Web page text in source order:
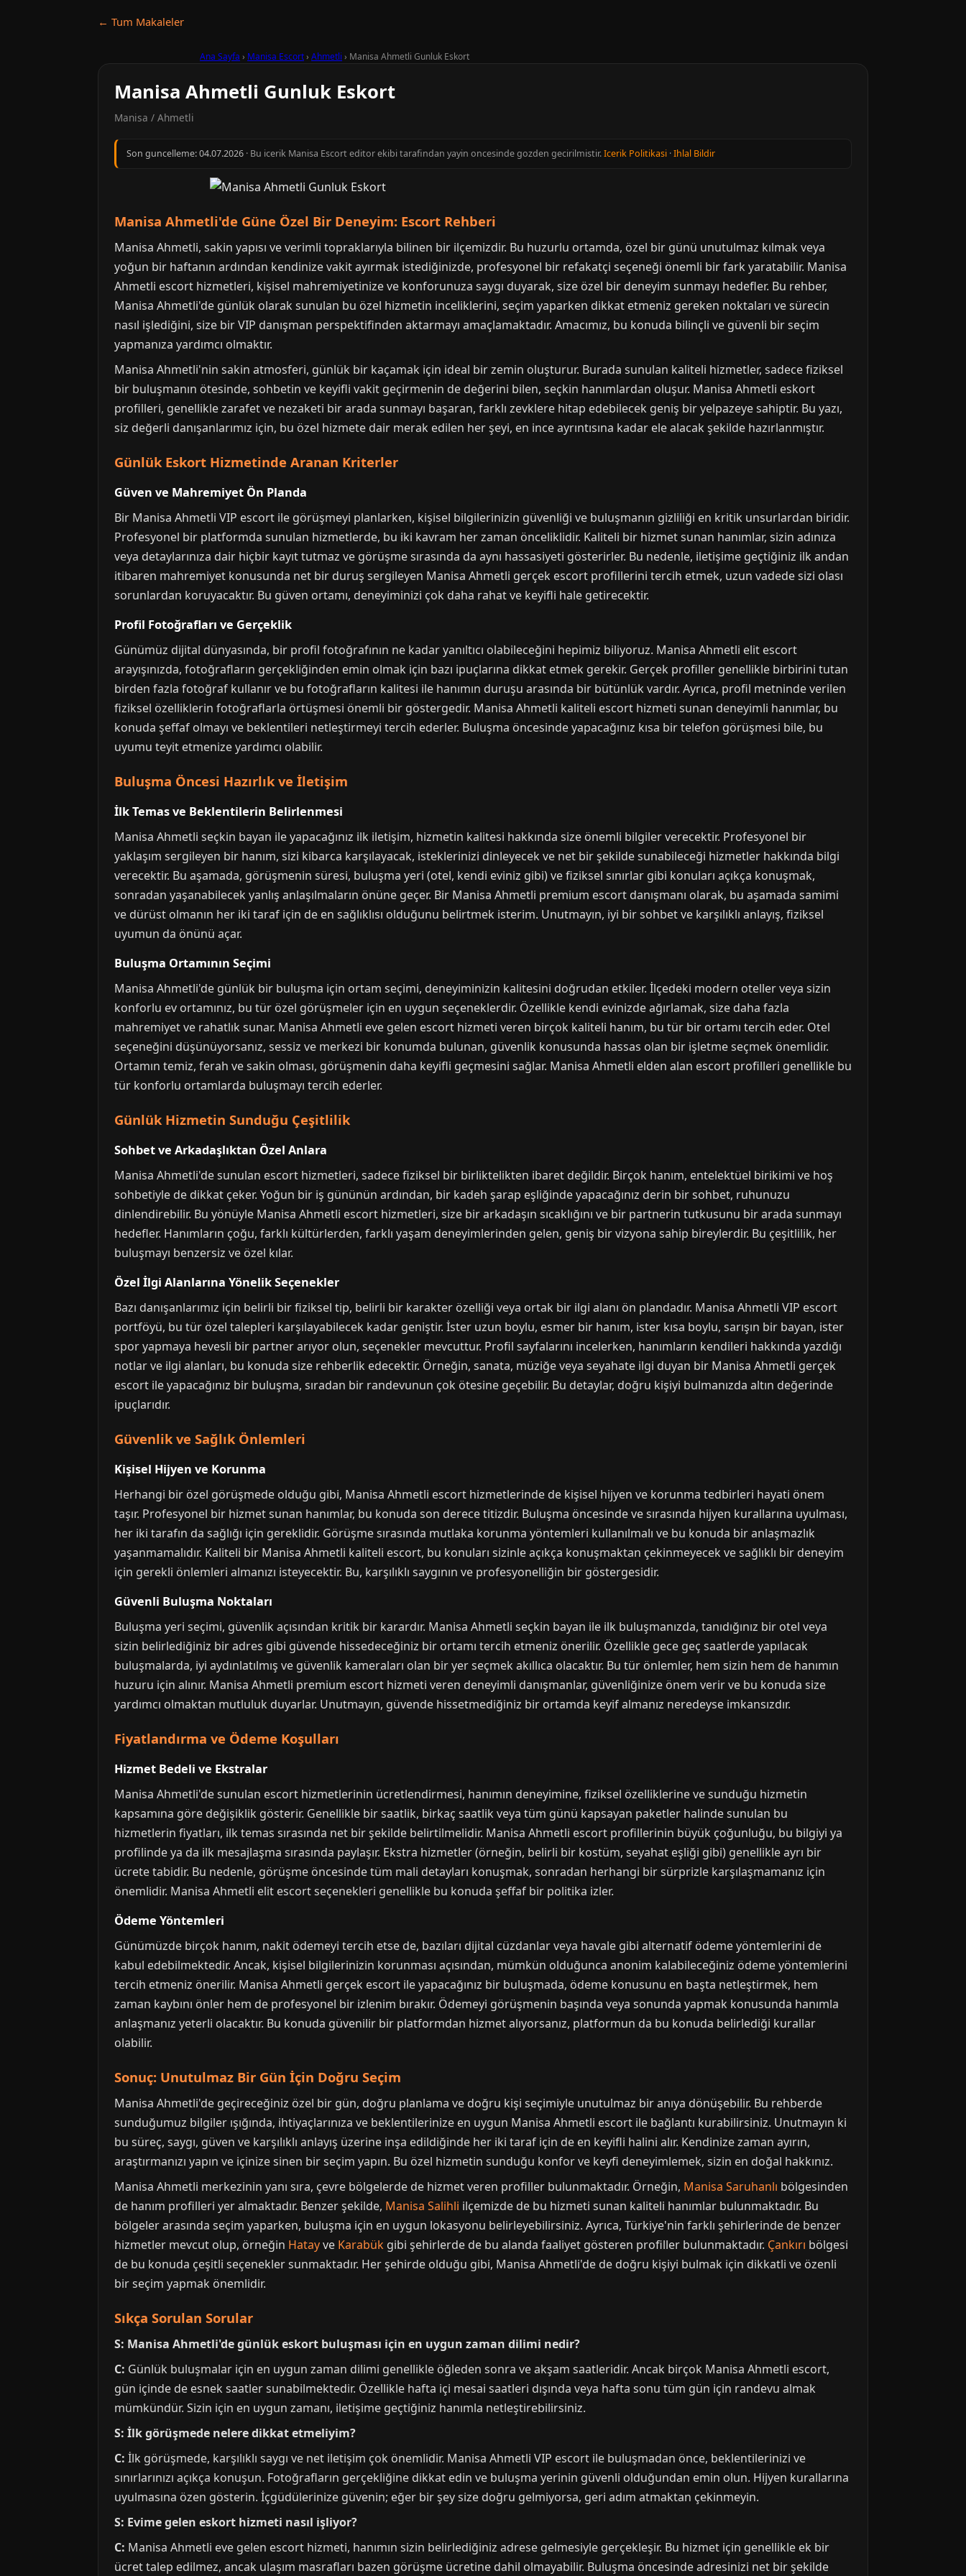
← Tum Makaleler
Ana Sayfa › Manisa Escort› Ahmetli › Manisa Ahmetli Gunluk Eskort
Manisa Ahmetli Gunluk Eskort
Manisa / Ahmetli
Son guncelleme:04.07.2026 · Bu icerik Manisa Escort editor ekibi tarafindan yayin oncesinde gozden gecirilmistir.Icerik Politikasi ·Ihlal Bildir
Manisa Ahmetli'de Güne Özel Bir Deneyim: Escort Rehberi
Manisa Ahmetli, sakin yapısı ve verimli topraklarıyla bilinen bir ilçemizdir. Bu huzurlu ortamda, özel bir günü unutulmaz kılmak veya
yoğun bir haftanın ardından kendinize vakit ayırmak istediğinizde, profesyonel bir refakatçi seçeneği önemli bir fark yaratabilir. Manisa
Ahmetli escort hizmetleri, kişisel mahremiyetinize ve konforunuza saygı duyarak, size özel bir deneyim sunmayı hedefler. Bu rehber,
Manisa Ahmetli'de günlük olarak sunulan bu özel hizmetin inceliklerini, seçim yaparken dikkat etmeniz gereken noktaları ve sürecin
nasıl işlediğini, size bir VIP danışman perspektifinden aktarmayı amaçlamaktadır. Amacımız, bu konuda bilinçli ve güvenli bir seçim
yapmanıza yardımcı olmaktır.
Manisa Ahmetli'nin sakin atmosferi, günlük bir kaçamak için ideal bir zemin oluşturur. Burada sunulan kaliteli hizmetler, sadece fiziksel
bir buluşmanın ötesinde, sohbetin ve keyifli vakit geçirmenin de değerini bilen, seçkin hanımlardan oluşur. Manisa Ahmetli eskort
profilleri, genellikle zarafet ve nezaketi bir arada sunmayı başaran, farklı zevklere hitap edebilecek geniş bir yelpazeye sahiptir. Bu yazı,
siz değerli danışanlarımız için, bu özel hizmete dair merak edilen her şeyi, en ince ayrıntısına kadar ele alacak şekilde hazırlanmıştır.
Günlük Eskort Hizmetinde Aranan Kriterler
Güven ve Mahremiyet Ön Planda
Bir Manisa Ahmetli VIP escort ile görüşmeyi planlarken, kişisel bilgilerinizin güvenliği ve buluşmanın gizliliği en kritik unsurlardan biridir.
Profesyonel bir platformda sunulan hizmetlerde, bu iki kavram her zaman önceliklidir. Kaliteli bir hizmet sunan hanımlar, sizin adınıza
veya detaylarınıza dair hiçbir kayıt tutmaz ve görüşme sırasında da aynı hassasiyeti gösterirler. Bu nedenle, iletişime geçtiğiniz ilk andan
itibaren mahremiyet konusunda net bir duruş sergileyen Manisa Ahmetli gerçek escort profillerini tercih etmek, uzun vadede sizi olası
sorunlardan koruyacaktır. Bu güven ortamı, deneyiminizi çok daha rahat ve keyifli hale getirecektir.
Profil Fotoğrafları ve Gerçeklik
Günümüz dijital dünyasında, bir profil fotoğrafının ne kadar yanıltıcı olabileceğini hepimiz biliyoruz. Manisa Ahmetli elit escort
arayışınızda, fotoğrafların gerçekliğinden emin olmak için bazı ipuçlarına dikkat etmek gerekir. Gerçek profiller genellikle birbirini tutan
birden fazla fotoğraf kullanır ve bu fotoğrafların kalitesi ile hanımın duruşu arasında bir bütünlük vardır. Ayrıca, profil metninde verilen
fiziksel özelliklerin fotoğraflarla örtüşmesi önemli bir göstergedir. Manisa Ahmetli kaliteli escort hizmeti sunan deneyimli hanımlar, bu
konuda şeffaf olmayı ve beklentileri netleştirmeyi tercih ederler. Buluşma öncesinde yapacağınız kısa bir telefon görüşmesi bile, bu
uyumu teyit etmenize yardımcı olabilir.
Buluşma Öncesi Hazırlık ve İletişim
İlk Temas ve Beklentilerin Belirlenmesi
Manisa Ahmetli seçkin bayan ile yapacağınız ilk iletişim, hizmetin kalitesi hakkında size önemli bilgiler verecektir. Profesyonel bir
yaklaşım sergileyen bir hanım, sizi kibarca karşılayacak, isteklerinizi dinleyecek ve net bir şekilde sunabileceği hizmetler hakkında bilgi
verecektir. Bu aşamada, görüşmenin süresi, buluşma yeri (otel, kendi eviniz gibi) ve fiziksel sınırlar gibi konuları açıkça konuşmak,
sonradan yaşanabilecek yanlış anlaşılmaların önüne geçer. Bir Manisa Ahmetli premium escort danışmanı olarak, bu aşamada samimi
ve dürüst olmanın her iki taraf için de en sağlıklısı olduğunu belirtmek isterim. Unutmayın, iyi bir sohbet ve karşılıklı anlayış, fiziksel
uyumun da önünü açar.
Buluşma Ortamının Seçimi
Manisa Ahmetli'de günlük bir buluşma için ortam seçimi, deneyiminizin kalitesini doğrudan etkiler. İlçedeki modern oteller veya sizin
konforlu ev ortamınız, bu tür özel görüşmeler için en uygun seçeneklerdir. Özellikle kendi evinizde ağırlamak, size daha fazla
mahremiyet ve rahatlık sunar. Manisa Ahmetli eve gelen escort hizmeti veren birçok kaliteli hanım, bu tür bir ortamı tercih eder. Otel
seçeneğini düşünüyorsanız, sessiz ve merkezi bir konumda bulunan, güvenlik konusunda hassas olan bir işletme seçmek önemlidir.
Ortamın temiz, ferah ve sakin olması, görüşmenin daha keyifli geçmesini sağlar. Manisa Ahmetli elden alan escort profilleri genellikle bu
tür konforlu ortamlarda buluşmayı tercih ederler.
Günlük Hizmetin Sunduğu Çeşitlilik
Sohbet ve Arkadaşlıktan Özel Anlara
Manisa Ahmetli'de sunulan escort hizmetleri, sadece fiziksel bir birliktelikten ibaret değildir. Birçok hanım, entelektüel birikimi ve hoş
sohbetiyle de dikkat çeker. Yoğun bir iş gününün ardından, bir kadeh şarap eşliğinde yapacağınız derin bir sohbet, ruhunuzu
dinlendirebilir. Bu yönüyle Manisa Ahmetli escort hizmetleri, size bir arkadaşın sıcaklığını ve bir partnerin tutkusunu bir arada sunmayı
hedefler. Hanımların çoğu, farklı kültürlerden, farklı yaşam deneyimlerinden gelen, geniş bir vizyona sahip bireylerdir. Bu çeşitlilik, her
buluşmayı benzersiz ve özel kılar.
Özel İlgi Alanlarına Yönelik Seçenekler
Bazı danışanlarımız için belirli bir fiziksel tip, belirli bir karakter özelliği veya ortak bir ilgi alanı ön plandadır. Manisa Ahmetli VIP escort
portföyü, bu tür özel talepleri karşılayabilecek kadar geniştir. İster uzun boylu, esmer bir hanım, ister kısa boylu, sarışın bir bayan, ister
spor yapmaya hevesli bir partner arıyor olun, seçenekler mevcuttur. Profil sayfalarını incelerken, hanımların kendileri hakkında yazdığı
notlar ve ilgi alanları, bu konuda size rehberlik edecektir. Örneğin, sanata, müziğe veya seyahate ilgi duyan bir Manisa Ahmetli gerçek
escort ile yapacağınız bir buluşma, sıradan bir randevunun çok ötesine geçebilir. Bu detaylar, doğru kişiyi bulmanızda altın değerinde
ipuçlarıdır.
Güvenlik ve Sağlık Önlemleri
Kişisel Hijyen ve Korunma
Herhangi bir özel görüşmede olduğu gibi, Manisa Ahmetli escort hizmetlerinde de kişisel hijyen ve korunma tedbirleri hayati önem
taşır. Profesyonel bir hizmet sunan hanımlar, bu konuda son derece titizdir. Buluşma öncesinde ve sırasında hijyen kurallarına uyulması,
her iki tarafın da sağlığı için gereklidir. Görüşme sırasında mutlaka korunma yöntemleri kullanılmalı ve bu konuda bir anlaşmazlık
yaşanmamalıdır. Kaliteli bir Manisa Ahmetli kaliteli escort, bu konuları sizinle açıkça konuşmaktan çekinmeyecek ve sağlıklı bir deneyim
için gerekli önlemleri almanızı isteyecektir. Bu, karşılıklı saygının ve profesyonelliğin bir göstergesidir.
Güvenli Buluşma Noktaları
Buluşma yeri seçimi, güvenlik açısından kritik bir karardır. Manisa Ahmetli seçkin bayan ile ilk buluşmanızda, tanıdığınız bir otel veya
sizin belirlediğiniz bir adres gibi güvende hissedeceğiniz bir ortamı tercih etmeniz önerilir. Özellikle gece geç saatlerde yapılacak
buluşmalarda, iyi aydınlatılmış ve güvenlik kameraları olan bir yer seçmek akıllıca olacaktır. Bu tür önlemler, hem sizin hem de hanımın
huzuru için alınır. Manisa Ahmetli premium escort hizmeti veren deneyimli danışmanlar, güvenliğinize önem verir ve bu konuda size
yardımcı olmaktan mutluluk duyarlar. Unutmayın, güvende hissetmediğiniz bir ortamda keyif almanız neredeyse imkansızdır.
Fiyatlandırma ve Ödeme Koşulları
Hizmet Bedeli ve Ekstralar
Manisa Ahmetli'de sunulan escort hizmetlerinin ücretlendirmesi, hanımın deneyimine, fiziksel özelliklerine ve sunduğu hizmetin
kapsamına göre değişiklik gösterir. Genellikle bir saatlik, birkaç saatlik veya tüm günü kapsayan paketler halinde sunulan bu
hizmetlerin fiyatları, ilk temas sırasında net bir şekilde belirtilmelidir. Manisa Ahmetli escort profillerinin büyük çoğunluğu, bu bilgiyi ya
profilinde ya da ilk mesajlaşma sırasında paylaşır. Ekstra hizmetler (örneğin, belirli bir kostüm, seyahat eşliği gibi) genellikle ayrı bir
ücrete tabidir. Bu nedenle, görüşme öncesinde tüm mali detayları konuşmak, sonradan herhangi bir sürprizle karşılaşmamanız için
önemlidir. Manisa Ahmetli elit escort seçenekleri genellikle bu konuda şeffaf bir politika izler.
Ödeme Yöntemleri
Günümüzde birçok hanım, nakit ödemeyi tercih etse de, bazıları dijital cüzdanlar veya havale gibi alternatif ödeme yöntemlerini de
kabul edebilmektedir. Ancak, kişisel bilgilerinizin korunması açısından, mümkün olduğunca anonim kalabileceğiniz ödeme yöntemlerini
tercih etmeniz önerilir. Manisa Ahmetli gerçek escort ile yapacağınız bir buluşmada, ödeme konusunu en başta netleştirmek, hem
zaman kaybını önler hem de profesyonel bir izlenim bırakır. Ödemeyi görüşmenin başında veya sonunda yapmak konusunda hanımla
anlaşmanız yeterli olacaktır. Bu konuda güvenilir bir platformdan hizmet alıyorsanız, platformun da bu konuda belirlediği kurallar
olabilir.
Sonuç: Unutulmaz Bir Gün İçin Doğru Seçim
Manisa Ahmetli'de geçireceğiniz özel bir gün, doğru planlama ve doğru kişi seçimiyle unutulmaz bir anıya dönüşebilir. Bu rehberde
sunduğumuz bilgiler ışığında, ihtiyaçlarınıza ve beklentilerinize en uygun Manisa Ahmetli escort ile bağlantı kurabilirsiniz. Unutmayın ki
bu süreç, saygı, güven ve karşılıklı anlayış üzerine inşa edildiğinde her iki taraf için de en keyifli halini alır. Kendinize zaman ayırın,
araştırmanızı yapın ve içinize sinen bir seçim yapın. Bu özel hizmetin sunduğu konfor ve keyfi deneyimlemek, sizin en doğal hakkınız.
Manisa Ahmetli merkezinin yanı sıra, çevre bölgelerde de hizmet veren profiller bulunmaktadır. Örneğin, Manisa Saruhanlı bölgesinden
de hanım profilleri yer almaktadır. Benzer şekilde, Manisa Salihli ilçemizde de bu hizmeti sunan kaliteli hanımlar bulunmaktadır. Bu
bölgeler arasında seçim yaparken, buluşma için en uygun lokasyonu belirleyebilirsiniz. Ayrıca, Türkiye'nin farklı şehirlerinde de benzer
hizmetler mevcut olup, örneğin Hatayve Karabük gibi şehirlerde de bu alanda faaliyet gösteren profiller bulunmaktadır. Çankırı bölgesi
de bu konuda çeşitli seçenekler sunmaktadır. Her şehirde olduğu gibi, Manisa Ahmetli'de de doğru kişiyi bulmak için dikkatli ve özenli
bir seçim yapmak önemlidir.
Sıkça Sorulan Sorular
S: Manisa Ahmetli'de günlük eskort buluşması için en uygun zaman dilimi nedir?
C: Günlük buluşmalar için en uygun zaman dilimi genellikle öğleden sonra ve akşam saatleridir. Ancak birçok Manisa Ahmetli escort,
gün içinde de esnek saatler sunabilmektedir. Özellikle hafta içi mesai saatleri dışında veya hafta sonu tüm gün için randevu almak
mümkündür. Sizin için en uygun zamanı, iletişime geçtiğiniz hanımla netleştirebilirsiniz.
S: İlk görüşmede nelere dikkat etmeliyim?
C: İlk görüşmede, karşılıklı saygı ve net iletişim çok önemlidir. Manisa Ahmetli VIP escort ile buluşmadan önce, beklentilerinizi ve
sınırlarınızı açıkça konuşun. Fotoğrafların gerçekliğine dikkat edin ve buluşma yerinin güvenli olduğundan emin olun. Hijyen kurallarına
uyulmasına özen gösterin. İçgüdülerinize güvenin; eğer bir şey size doğru gelmiyorsa, geri adım atmaktan çekinmeyin.
S: Evime gelen eskort hizmeti nasıl işliyor?
C: Manisa Ahmetli eve gelen escort hizmeti, hanımın sizin belirlediğiniz adrese gelmesiyle gerçekleşir. Bu hizmet için genellikle ek bir
ücret talep edilmez, ancak ulaşım masrafları bazen görüşme ücretine dahil olmayabilir. Buluşma öncesinde adresinizi net bir şekilde